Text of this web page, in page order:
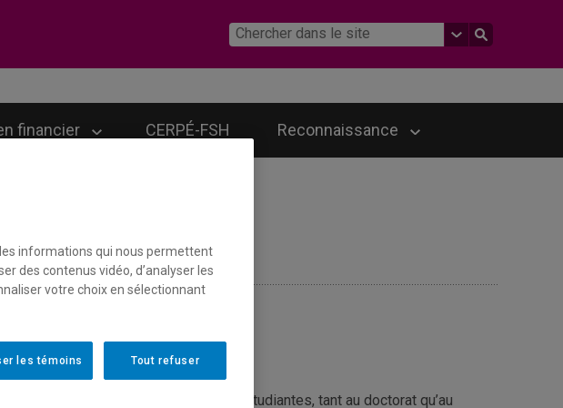
financier CERPÉ-FSH Reconnaissance
sur l’encadrement de personnes étudiantes, tant au doctorat qu’au
informations qui nous permettent
des contenus vidéo, d’analyser les
votre choix en sélectionnant
Tout refuser
les témoins